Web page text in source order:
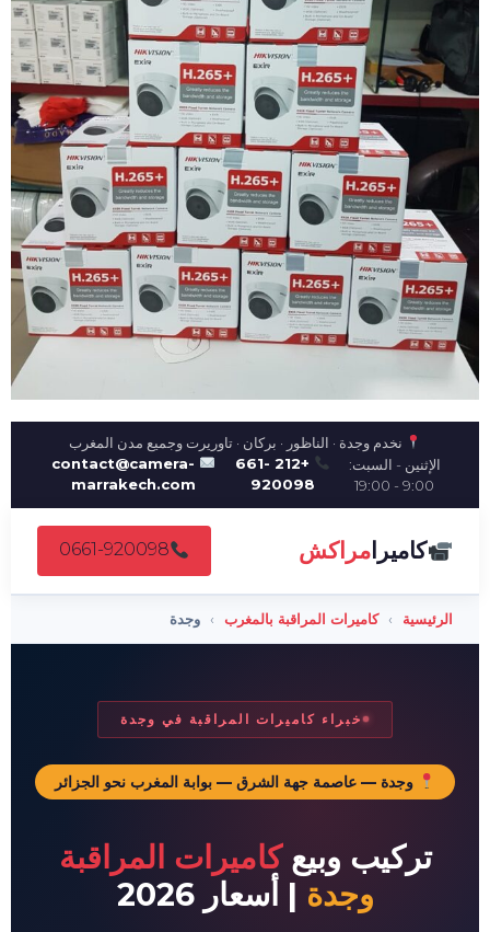
نخدم وجدة · الناظور · بركان · تاوريرت وجميع مدن المغرب
الإثنين - السبت:
9:00 - 19:00
+212 661-
920098
contact@camera-
marrakech.com
كاميرامراكش 0661-920098
الرئيسية › كاميرات المراقبة بالمغرب › وجدة
خبراء كاميرات المراقبة في وجدة
وجدة — عاصمة جهة الشرق — بوابة المغرب نحو الجزائر
تركيب وبيعكاميرات المراقبة
وجدة | أسعار 2026